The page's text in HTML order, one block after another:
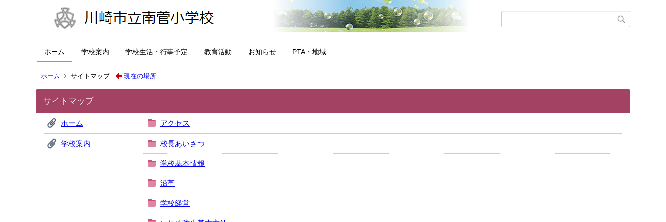
ホーム 学校案内 学校生活・行事予定 教育活動 お知らせ PTA・地域
ホーム サイトマップ: 現在の場所
サイトマップ
ホーム アクセス
学校案内 校長あいさつ
学校基本情報
沿革
学校経営